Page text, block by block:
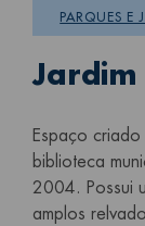
PARQUES E
Jardim
Espaço
biblioteca
2004. Possui
amplos